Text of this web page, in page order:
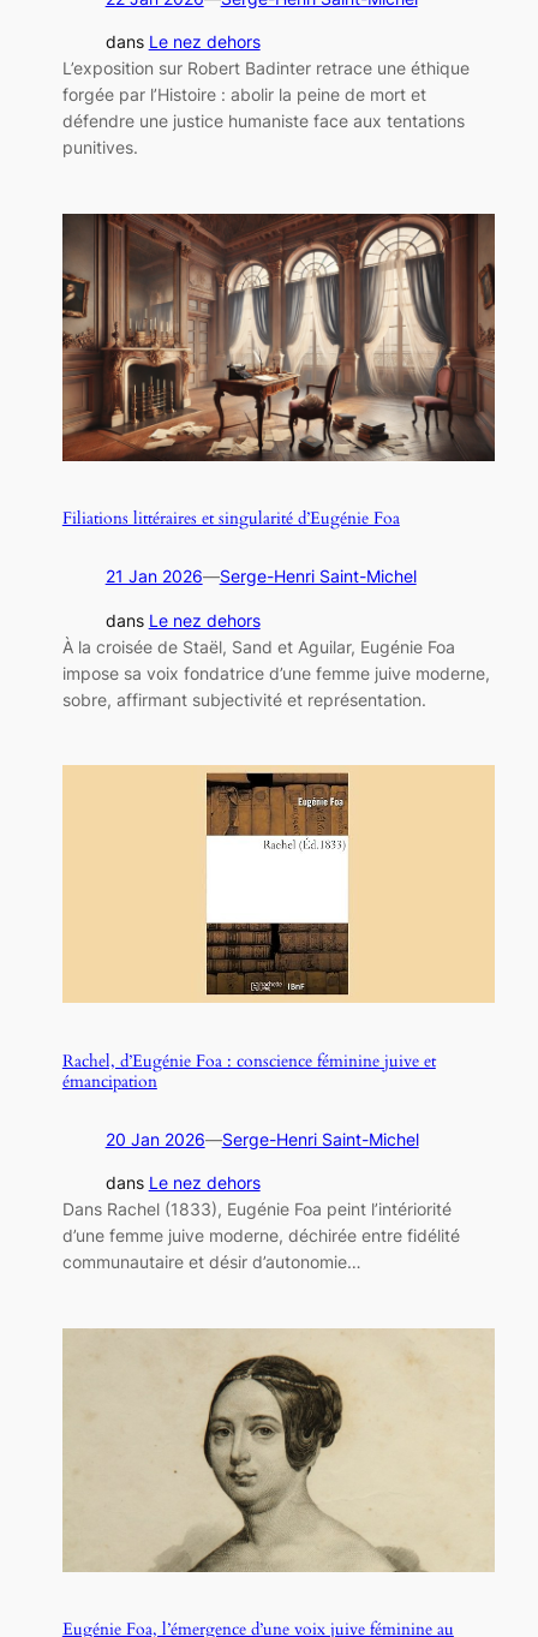
dans Le nez dehors
L’exposition sur Robert Badinter retrace une éthique
forgée par l’Histoire : abolir la peine de mort et
défendre une justice humaniste face aux tentations
punitives.
Filiations littéraires et singularité d’Eugénie Foa
21 Jan 2026—Serge-Henri Saint-Michel
dans Le nez dehors
À la croisée de Staël, Sand et Aguilar, Eugénie Foa
impose sa voix fondatrice d’une femme juive moderne,
sobre, affirmant subjectivité et représentation.
Rachel, d’Eugénie Foa : conscience féminine juive et
émancipation
20 Jan 2026—Serge-Henri Saint-Michel
dans Le nez dehors
Dans Rachel (1833), Eugénie Foa peint l’intériorité
d’une femme juive moderne, déchirée entre fidélité
communautaire et désir d’autonomie…
Eugénie Foa, l’émergence d’une voix juive féminine au